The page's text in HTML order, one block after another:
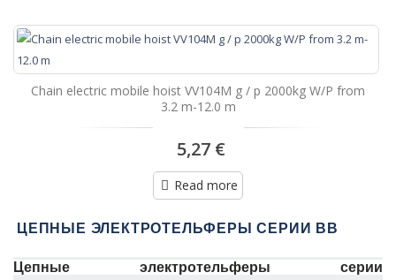
Chain electric mobile hoist VV104M g / p 2000kg W/P from
3.2 m-12.0 m
5,27 €
Read more
ЦЕПНЫЕ ЭЛЕКТРОТЕЛЬФЕРЫ СЕРИИ ВB
Цепные электротельферы серии